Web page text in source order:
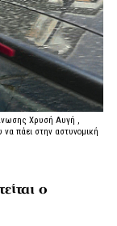
Χρυσή Αυγή ,
να πάει στην αστυνομική
ο